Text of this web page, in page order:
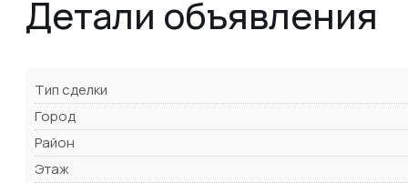
Детали объявления
Тип сделки
Город
Район
Этаж